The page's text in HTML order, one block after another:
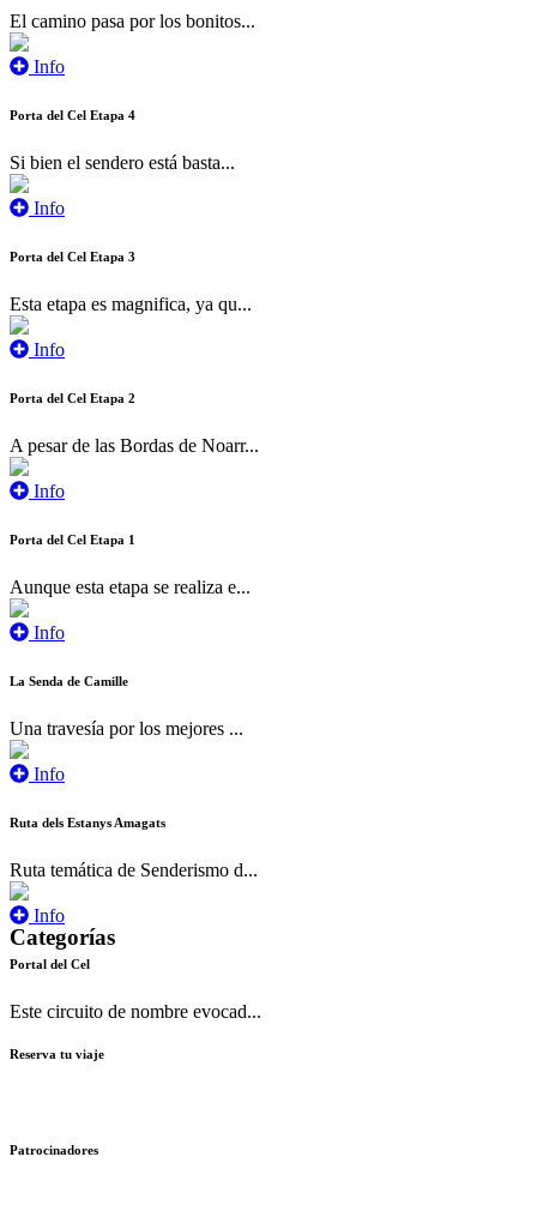
El camino pasa por los bonitos...
Info
Porta del Cel Etapa 4
Si bien el sendero está basta...
Info
Porta del Cel Etapa 3
Esta etapa es magnifica, ya qu...
Info
Porta del Cel Etapa 2
A pesar de las Bordas de Noarr...
Info
Porta del Cel Etapa 1
Aunque esta etapa se realiza e...
Info
La Senda de Camille
Una travesía por los mejores ...
Info
Ruta dels Estanys Amagats
Ruta temática de Senderismo d...
Info
Portal del Cel
Este circuito de nombre evocad...
Categorías
Reserva tu viaje
Patrocinadores